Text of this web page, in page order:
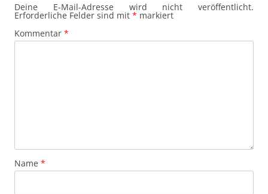
Deine E-Mail-Adresse wird nicht veröffentlicht.
Erforderliche Felder sind mit * markiert
Kommentar *
Name *